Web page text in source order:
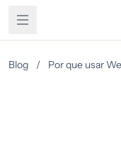
Blog / Por que usar